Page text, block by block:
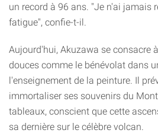
un record à 96 ans. "Je n'ai jamais
fatigue", confie-t-il.
Aujourd'hui, Akuzawa se consacre
douces comme le bénévolat dans
l'enseignement de la peinture. Il
immortaliser ses souvenirs du
tableaux, conscient que cette
sa dernière sur le célèbre volcan.